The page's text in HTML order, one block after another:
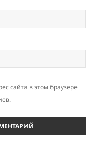
сайта в этом браузере